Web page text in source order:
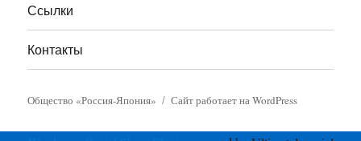
Ссылки
Контакты
Общество «Россия-Япония» Сайт работает на WordPress